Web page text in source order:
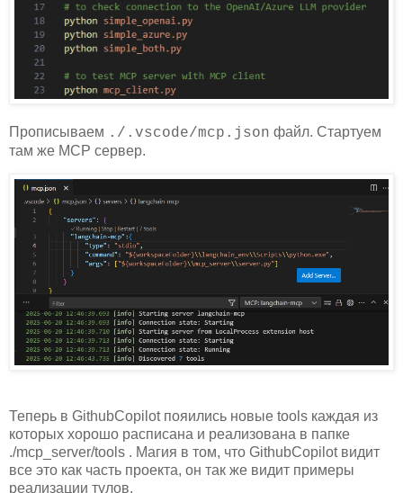
Прописываем ./.vscode/mcp.json файл. Стартуем
там же MCP сервер.
Теперь в GithubCopilot пояились новые tools каждая из
которых хорошо расписана и реализована в папке
./mcp_server/tools . Магия в том, что GithubCopilot видит
все это как часть проекта, он так же видит примеры
реализации тулов.